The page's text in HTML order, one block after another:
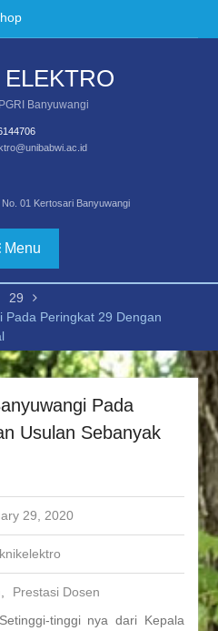
PKL
–
Kampus
Banyuwangi
01 Kertosari Banyuwangi
Menu
29
Pada Peringkat 29 Dengan
Pada
Usulan Sebanyak
29, 2020
Prestasi Dosen
tinggi nya dari Kepala